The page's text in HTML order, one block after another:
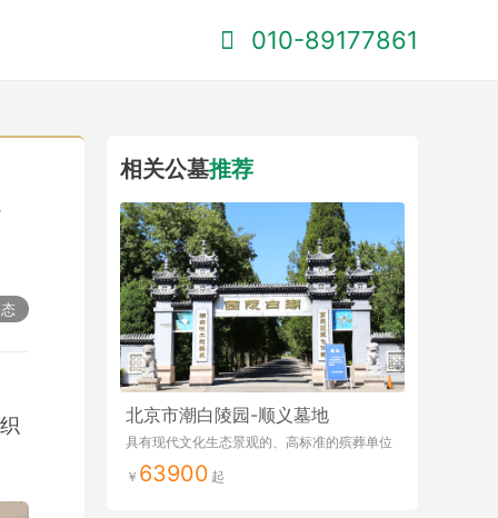
010-89177861
相关公墓推荐
北京市潮白陵园-顺义墓地
具有现代文化生态景观的、高标准的殡葬单位
63900